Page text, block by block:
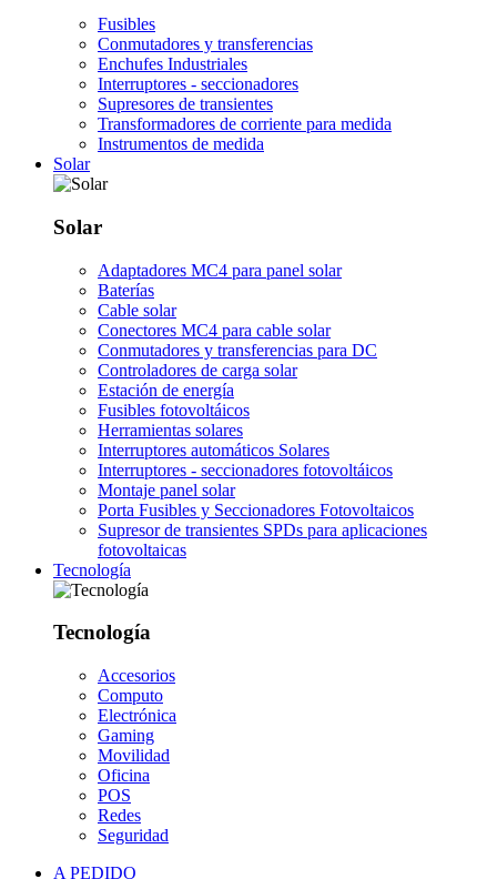
Fusibles
Conmutadores y transferencias
Enchufes Industriales
Interruptores - seccionadores
Supresores de transientes
Transformadores de corriente para medida
Instrumentos de medida
Solar
Solar
Adaptadores MC4 para panel solar
Baterías
Cable solar
Conectores MC4 para cable solar
Conmutadores y transferencias para DC
Controladores de carga solar
Estación de energía
Fusibles fotovoltáicos
Herramientas solares
Interruptores automáticos Solares
Interruptores - seccionadores fotovoltáicos
Montaje panel solar
Porta Fusibles y Seccionadores Fotovoltaicos
Supresor de transientes SPDs para aplicaciones
fotovoltaicas
Tecnología
Tecnología
Accesorios
Computo
Electrónica
Gaming
Movilidad
Oficina
POS
Redes
Seguridad
A PEDIDO